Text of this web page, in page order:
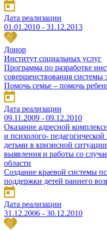
Дата реализации
01.01.2010 - 31.12.2013
Донор
Институт социальных услуг
Программа по разработке
совершенствования системы
Помочь семье – помочь
Дата реализации
09.11.2009 - 09.12.2010
Оказание адресной
и психолого-
детьми в кризисной
выявления и работы со
области
Создание краевой системы
поддержки детей раннего
Дата реализации
31.12.2006 - 30.12.2010